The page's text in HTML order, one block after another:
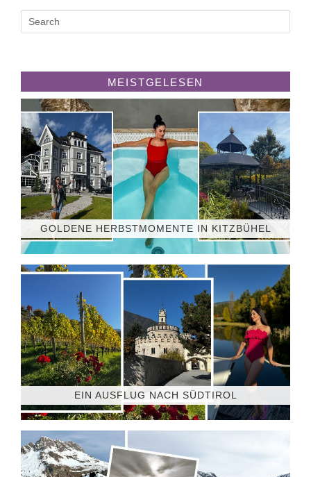
MEISTGELESEN
GOLDENE HERBSTMOMENTE IN KITZBÜHEL
EIN AUSFLUG NACH SÜDTIROL